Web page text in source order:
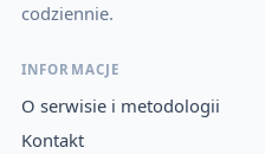
codziennie.
INFORMACJE
O serwisie i metodologii
Kontakt